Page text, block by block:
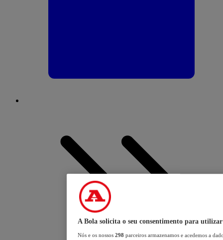
A Bola solicita o seu consentimento para utilizar
Nós e os nossos 298 parceiros armazenamos e acedemos a